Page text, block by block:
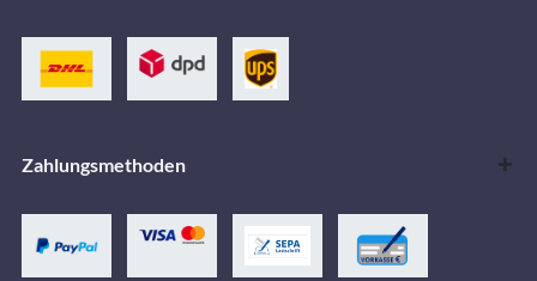
Zahlungsmethoden